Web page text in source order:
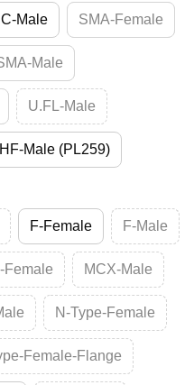
Male SMA-Female
Male
U.FL-Male
Male (PL259)
F-Female F-Male
Female MCX-Male
N-Type-Female
Female-Flange